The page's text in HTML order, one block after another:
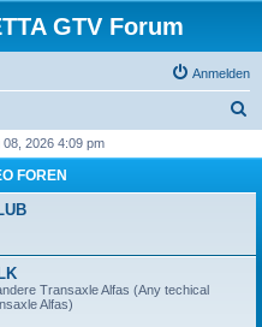
GTV Forum
Anmelden
h
08, 2026 4:09 pm
FOREN
Transaxle Alfas (Any techical
Alfas)